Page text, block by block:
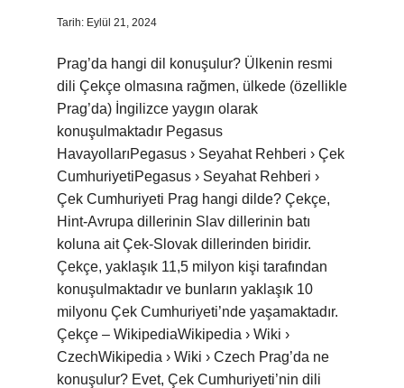
Tarih: Eylül 21, 2024
Prag’da hangi dil konuşulur? Ülkenin resmi
dili Çekçe olmasına rağmen, ülkede (özellikle
Prag’da) İngilizce yaygın olarak
konuşulmaktadır Pegasus
HavayollarıPegasus › Seyahat Rehberi › Çek
CumhuriyetiPegasus › Seyahat Rehberi ›
Çek Cumhuriyeti Prag hangi dilde? Çekçe,
Hint-Avrupa dillerinin Slav dillerinin batı
koluna ait Çek-Slovak dillerinden biridir.
Çekçe, yaklaşık 11,5 milyon kişi tarafından
konuşulmaktadır ve bunların yaklaşık 10
milyonu Çek Cumhuriyeti’nde yaşamaktadır.
Çekçe – WikipediaWikipedia › Wiki ›
CzechWikipedia › Wiki › Czech Prag’da ne
konuşulur? Evet, Çek Cumhuriyeti’nin dili